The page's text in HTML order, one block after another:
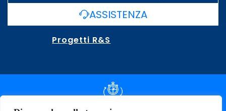
ASSISTENZA
Progetti R&S
DOCUMENTAZIONE SLA